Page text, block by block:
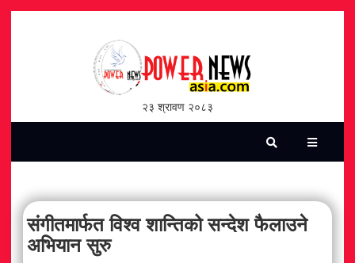
२३ श्रावण २०८३
पत्रिका
समाचार
सामाजिक
शन्ती / सुरक्षा
संगीतमार्फत विश्व शान्तिको सन्देश फैलाउने
अभियान सुरु